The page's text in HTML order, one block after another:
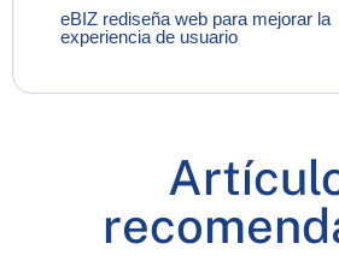
eBIZ rediseña web para mejorar la
experiencia de usuario